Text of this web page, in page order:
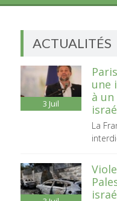
ACTUALITÉS
3 Juil
une
à
La